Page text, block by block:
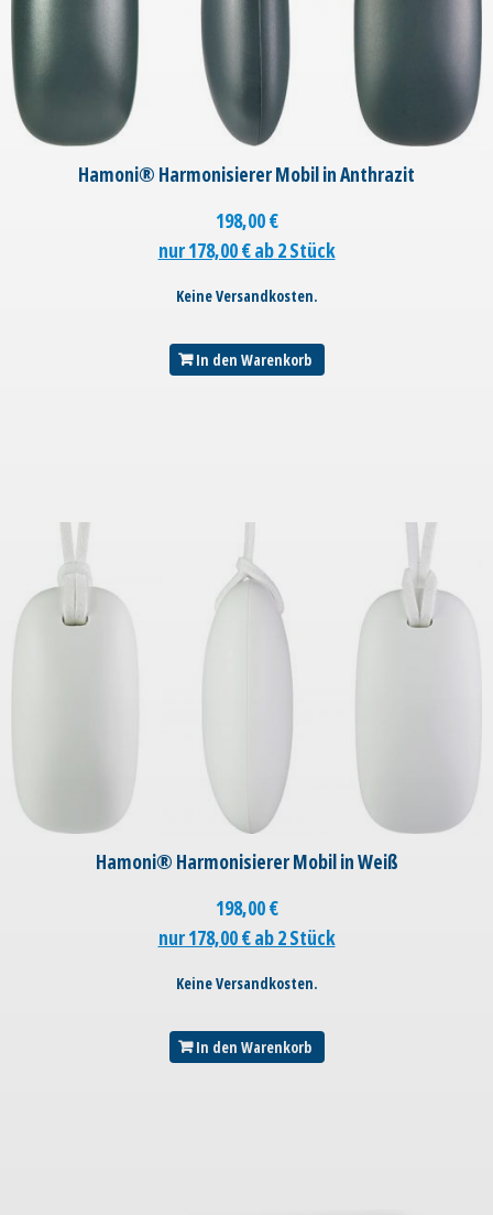
Hamoni® Harmonisierer Mobil in Anthrazit
198,00€
nur 178,00 € ab 2 Stück
Keine Versandkosten.
In den Warenkorb
Hamoni® Harmonisierer Mobil in Weiß
198,00€
nur 178,00 € ab 2 Stück
Keine Versandkosten.
In den Warenkorb